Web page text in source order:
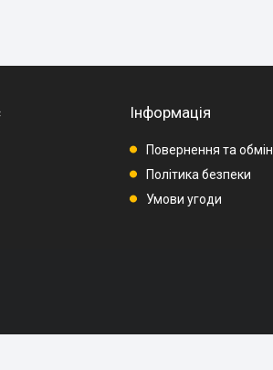
Інформація
Повернення та обмін
Політика безпеки
Умови угоди